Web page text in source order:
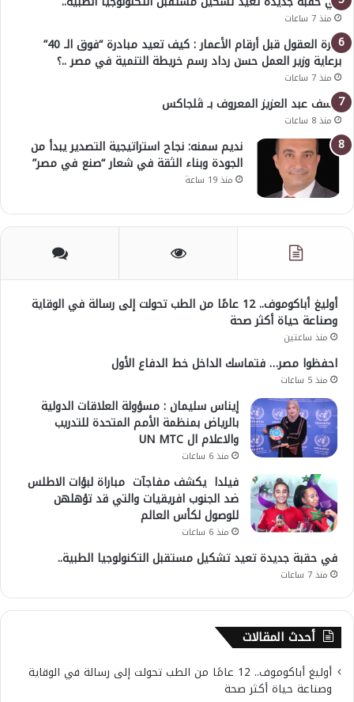
منذ 7 ساعات
خبرة العقول قبل أرقام الأعمار : كيف تعيد مبادرة “فوق الـ 40”
برعاية وزير العمل حسن رداد رسم خريطة التنمية في مصر ..؟
منذ 7 ساعات
يوسف عبد العزيز المعروف بـ ڤلجاكس
منذ 8 ساعات
نديم سمنه: نجاح استراتيجية التصدير يبدأ من
الجودة وبناء الثقة في شعار “صنع في مصر”
منذ 19 ساعة
أوليغ أباكوموف.. 12 عامًا من الطب تحولت إلى رسالة في الوقاية
وصناعة حياة أكثر صحة
منذ ساعتين
احفظوا مصر… فتماسك الداخل خط الدفاع الأول
منذ 5 ساعات
إيناس سليمان : مسؤولة العلاقات الدولية
بالرياض بمنظمة الأمم المتحدة للتدريب
والاعلام ال UN MTC
منذ 6 ساعات
فيلدا يكشف مفاجآت مباراة لبؤات الاطلس
ضد الجنوب افريقيات والتي قد تؤهلهن
للوصول لكأس العالم
منذ 6 ساعات
في حقبة جديدة تعيد تشكيل مستقبل التكنولوجيا الطبية..
منذ 7 ساعات
أحدث المقالات
أوليغ أباكوموف.. 12 عامًا من الطب تحولت إلى رسالة في الوقاية
وصناعة حياة أكثر صحة